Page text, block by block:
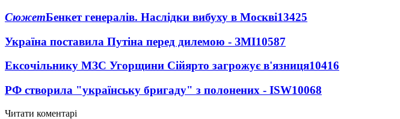
СюжетБенкет генералів. Наслідки вибуху в Москві13425
Україна поставила Путіна перед дилемою - ЗМІ10587
Ексочільнику МЗС Угорщини Сійярто загрожує в'язниця10416
РФ створила "українську бригаду" з полонених - ISW10068
Читати коментарі